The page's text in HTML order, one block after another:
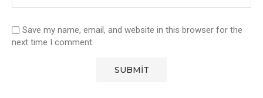
Save my name, email, and website in this browser for the
next time I comment.